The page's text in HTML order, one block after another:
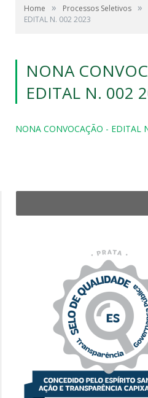
Home » Processos Seletivos »
EDITAL N. 002 2023
NONA
EDITAL N. 002
NONA CONVOCAÇÃO - EDITAL